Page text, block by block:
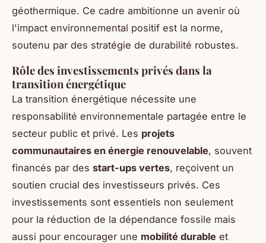
géothermique. Ce cadre ambitionne un avenir où
l'impact environnemental positif est la norme,
soutenu par des stratégie de durabilité robustes.
Rôle des investissements privés dans la
transition énergétique
La transition énergétique nécessite une
responsabilité environnementale partagée entre le
secteur public et privé. Les projets
communautaires en énergie renouvelable, souvent
financés par des start-ups vertes, reçoivent un
soutien crucial des investisseurs privés. Ces
investissements sont essentiels non seulement
pour la réduction de la dépendance fossile mais
aussi pour encourager une mobilité durable et